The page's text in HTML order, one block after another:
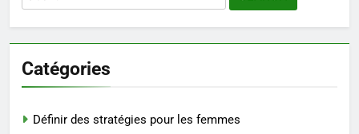
for:
Catégories
Définir des stratégies pour les femmes